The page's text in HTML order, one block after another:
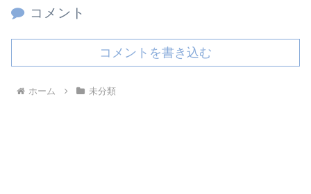
コメント
コメントを書き込む
ホーム 未分類